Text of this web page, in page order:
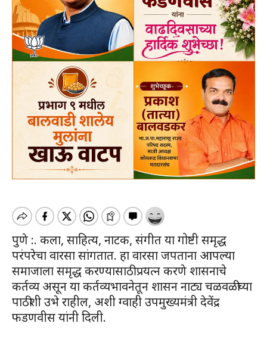
पुणे :. कला, साहित्य, नाटक, संगीत या गोष्टी समृद्ध
परंपरेचा वारसा सांगतात. हा वारसा जपताना आपल्या
समाजाला समृद्ध करण्यासाठी प्रयत्न करणे शासनाचे
कर्तव्य असून या कर्तव्यभावनेतून शासन नाट्य चळवळीच्या
पाठीशी उभे राहील, अशी ग्वाही उपमुख्यमंत्री देवेंद्र
फडणवीस यांनी दिली.